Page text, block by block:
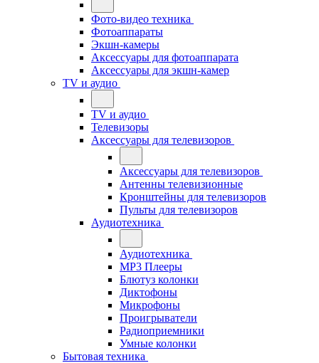
Фото-видео техника
Фотоаппараты
Экшн-камеры
Аксессуары для фотоаппарата
Аксессуары для экшн-камер
TV и аудио
TV и аудио
Телевизоры
Аксессуары для телевизоров
Аксессуары для телевизоров
Антенны телевизионные
Кронштейны для телевизоров
Пульты для телевизоров
Аудиотехника
Аудиотехника
MP3 Плееры
Блютуз колонки
Диктофоны
Микрофоны
Проигрыватели
Радиоприемники
Умные колонки
Бытовая техника